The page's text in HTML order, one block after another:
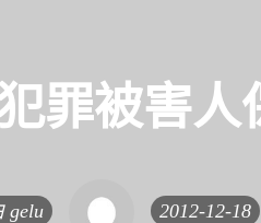
罪被害人
gelu 2012-12-18